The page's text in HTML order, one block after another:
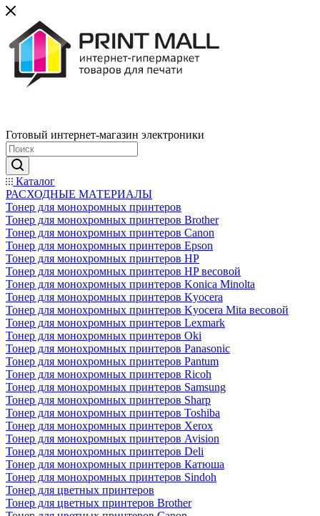
Готовый интернет-магазин электроники
Каталог
РАСХОДНЫЕ МАТЕРИАЛЫ
Тонер для монохромных принтеров
Тонер для монохромных принтеров Brother
Тонер для монохромных принтеров Canon
Тонер для монохромных принтеров Epson
Тонер для монохромных принтеров HP
Тонер для монохромных принтеров HP весовой
Тонер для монохромных принтеров Konica Minolta
Тонер для монохромных принтеров Kyocera
Тонер для монохромных принтеров Kyocera Mita весовой
Тонер для монохромных принтеров Lexmark
Тонер для монохромных принтеров Oki
Тонер для монохромных принтеров Panasonic
Тонер для монохромных принтеров Pantum
Тонер для монохромных принтеров Ricoh
Тонер для монохромных принтеров Samsung
Тонер для монохромных принтеров Sharp
Тонер для монохромных принтеров Toshiba
Тонер для монохромных принтеров Xerox
Тонер для монохромных принтеров Avision
Тонер для монохромных принтеров Deli
Тонер для монохромных принтеров Катюша
Тонер для монохромных принтеров Sindoh
Тонер для цветных принтеров
Тонер для цветных принтеров Brother